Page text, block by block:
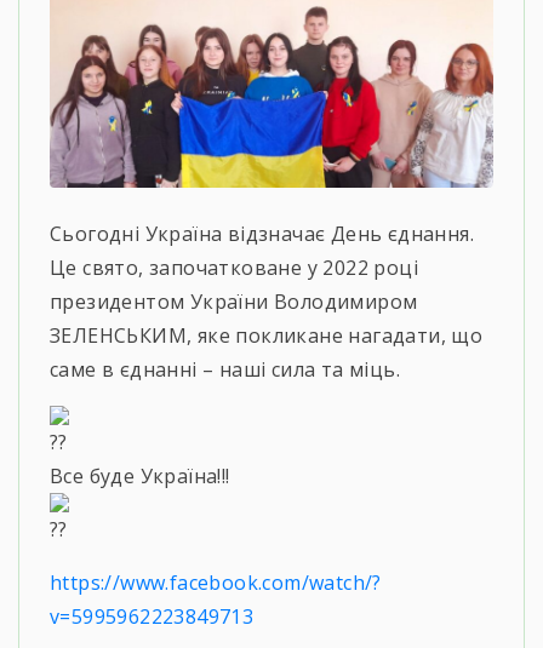
Сьогодні Україна відзначає День єднання.
Це свято, започатковане у 2022 році
президентом України Володимиром
ЗЕЛЕНСЬКИМ, яке покликане нагадати, що
саме в єднанні – наші сила та міць.
Все буде Україна!!!
https://www.facebook.com/watch/?
v=5995962223849713